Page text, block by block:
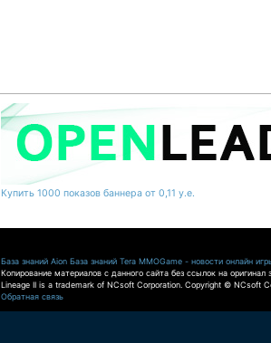
Купить 1000 показов баннера от 0,11 у.е.
База знаний Aion База знаний Tera MMOGame - новости онлайн
Копирование материалов с данного сайта без ссылок на оригинал
Lineage II is a trademark of NCsoft Corporation. Copyright © NCsoft
Обратная связь